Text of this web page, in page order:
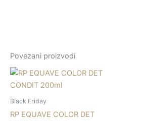
Povezani proizvodi
Black Friday
RP EQUAVE COLOR DET